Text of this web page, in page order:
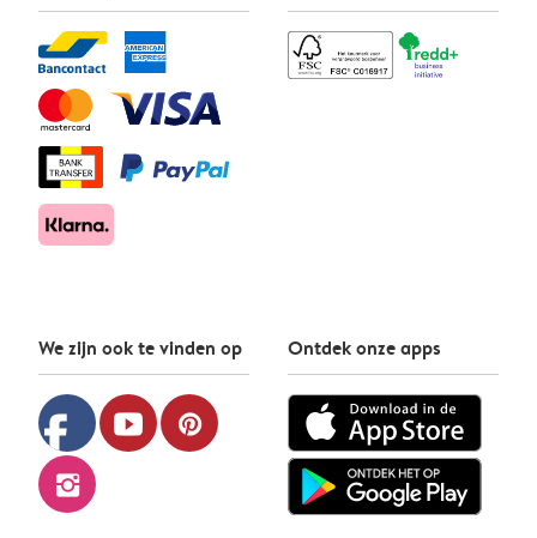
We zijn ook te vinden op
facebook youtube pinterest
instagram
Ontdek onze apps